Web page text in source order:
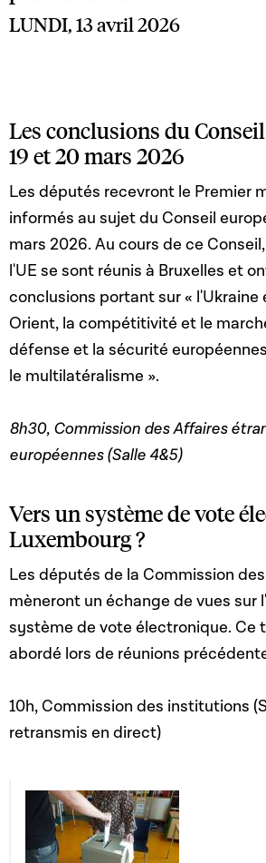
LUNDI, 13 avril 2026
Les conclusions du
19 et 20 mars 2026
Les députés recevront le Premier
informés au sujet du Conseil
mars 2026. Au cours de ce
l'UE se sont réunis à Bruxelles et
conclusions portant sur « l'Ukraine
Orient, la compétitivité et le
défense et la sécurité
le multilatéralisme ».
8h30, Commission des Affaires
européennes (Salle 4&5)
Vers un système de vote
Luxembourg ?
Les députés de la Commission
mèneront un échange de vues sur
système de vote électronique. Ce
abordé lors de réunions
10h, Commission des institutions
retransmis en direct)